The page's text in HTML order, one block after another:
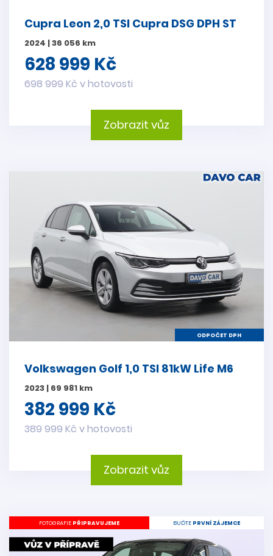
Cupra Leon 2,0 TSI Cupra DSG DPH ST
2024 | 36 056 km
628 999 Kč
698 999 Kč v hotovosti
Zobrazit vůz
ODPOČET DPH
Volkswagen Golf 1,0 TSI 81kW Life M6
2023 | 69 981 km
382 999 Kč
389 999 Kč v hotovosti
Zobrazit vůz
FOTOGRAFIE PŘIPRAVUJEME BUĎTE PRVNÍ ZÁJEMCE